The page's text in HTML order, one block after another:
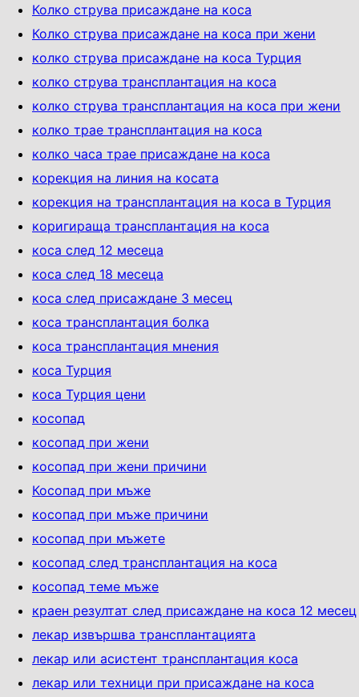
Колко струва присаждане на коса
Колко струва присаждане на коса при жени
колко струва присаждане на коса Турция
колко струва трансплантация на коса
колко струва трансплантация на коса при жени
колко трае трансплантация на коса
колко часа трае присаждане на коса
корекция на линия на косата
корекция на трансплантация на коса в Турция
коригираща трансплантация на коса
коса след 12 месеца
коса след 18 месеца
коса след присаждане 3 месец
коса трансплантация болка
коса трансплантация мнения
коса Турция
коса Турция цени
косопад
косопад при жени
косопад при жени причини
Косопад при мъже
косопад при мъже причини
косопад при мъжете
косопад след трансплантация на коса
косопад теме мъже
краен резултат след присаждане на коса 12 месец
лекар извършва трансплантацията
лекар или асистент трансплантация коса
лекар или техници при присаждане на коса